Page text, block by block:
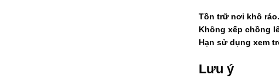
Tồn trữ nơi khô ráo.
Không xếp chồng
Hạn sử dụng xem
Lưu ý